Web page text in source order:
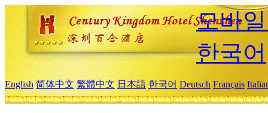
모바
한국어
English 简体中文 繁體中文 日本語 한국어 Deutsch Français